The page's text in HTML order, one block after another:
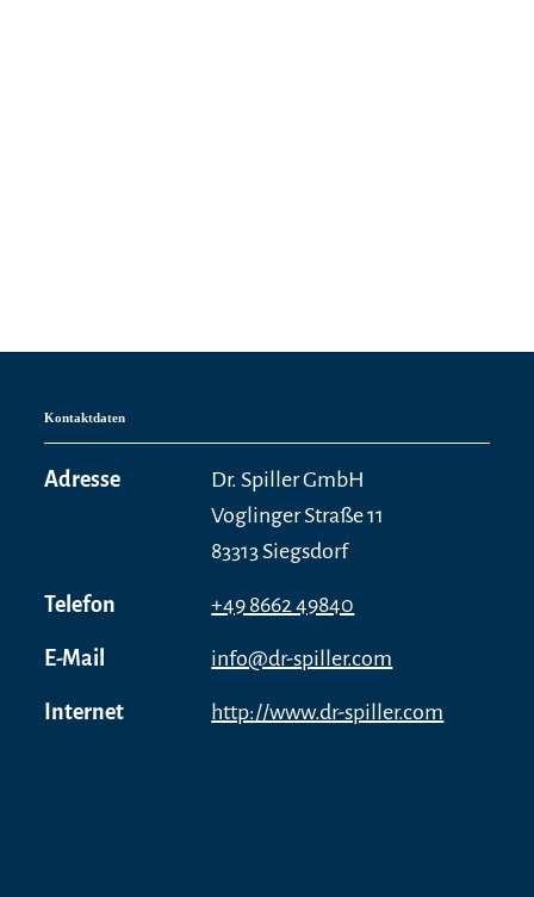
Kontaktdaten
Adresse
Dr. Spiller GmbH
Voglinger Straße 11
83313 Siegsdorf
Telefon +49 8662 49840
E-Mail info@dr-spiller.com
Internet http://www.dr-spiller.com